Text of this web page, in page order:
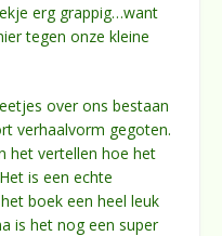
erg grappig…want
tegen onze kleine
over ons bestaan
verhaalvorm gegoten.
het vertellen hoe het
is een echte
boek een heel leuk
is het nog een super